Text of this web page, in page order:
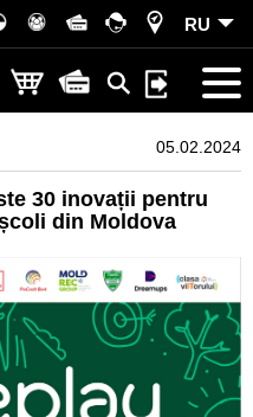
RU
05.02.2024
30 inovații pentru
din Moldova